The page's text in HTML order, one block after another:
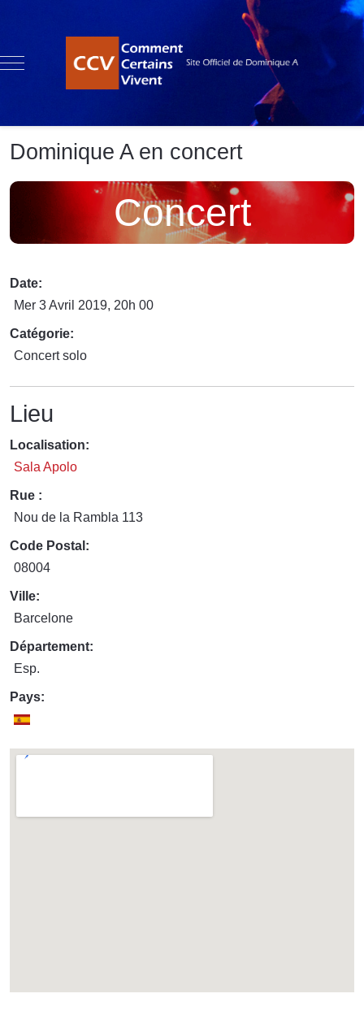
Mobile Menu Toggle
Dominique A en concert
Concert
Date:
Mer 3 Avril 2019, 20h 00
Catégorie:
Concert solo
Lieu
Localisation:
Sala Apolo
Rue :
Nou de la Rambla 113
Code Postal:
08004
Ville:
Barcelone
Département:
Esp.
Pays: